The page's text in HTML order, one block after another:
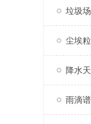
垃圾
尘埃
降水
雨滴